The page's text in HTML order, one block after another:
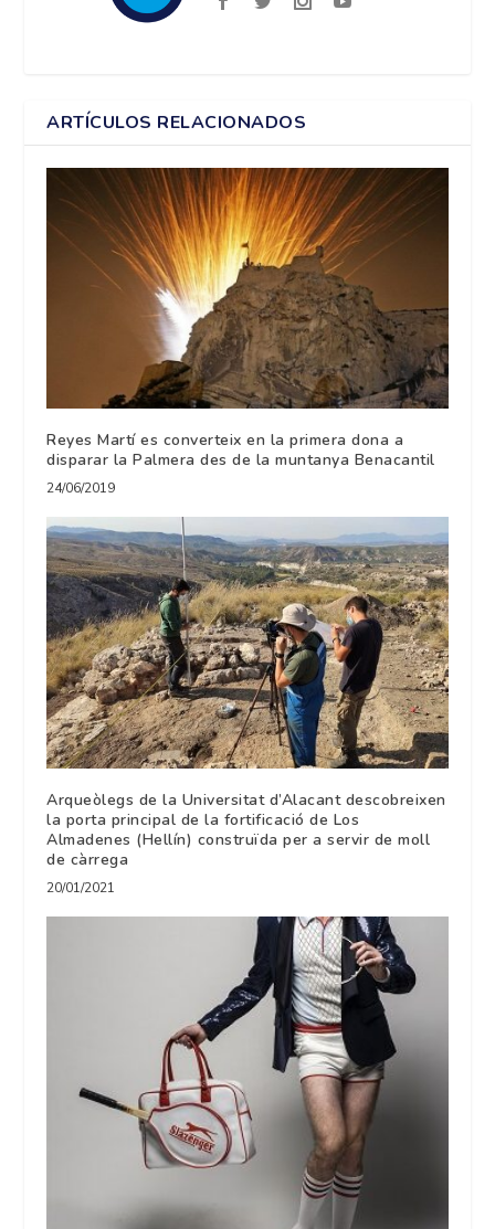
ARTÍCULOS RELACIONADOS
Reyes Martí es converteix en la primera dona a
disparar la Palmera des de la muntanya Benacantil
24/06/2019
Arqueòlegs de la Universitat d’Alacant descobreixen
la porta principal de la fortificació de Los
Almadenes (Hellín) construïda per a servir de moll
de càrrega
20/01/2021